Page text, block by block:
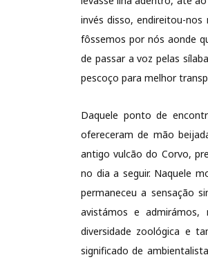
invés disso, endireitou-
fôssemos por nós aonde
de passar a voz pelas
pescoço para melhor
Daquele ponto de
ofereceram de mão
antigo vulcão do Corvo,
no dia a seguir. Naquele
permaneceu a sensação
avistámos e
diversidade zoológica e
significado de